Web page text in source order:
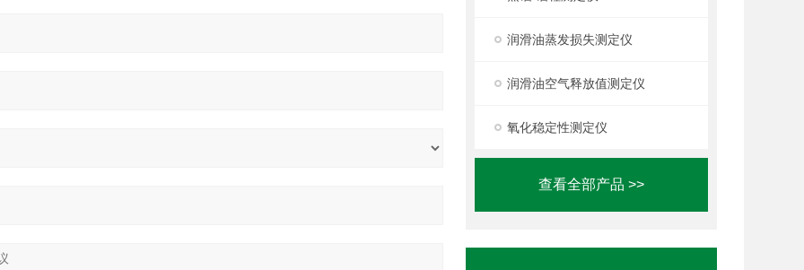
润滑油蒸发损失测定仪
润滑油空气释放值测定仪
氧化稳定性测定仪
查看全部产品 >>